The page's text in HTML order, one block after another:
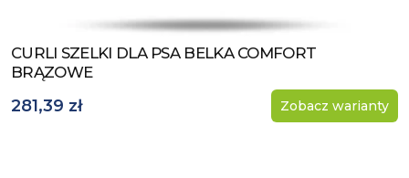
Zobacz produkt
CURLI SZELKI DLA PSA BELKA COMFORT
BRĄZOWE
281,39 zł Zobacz warianty